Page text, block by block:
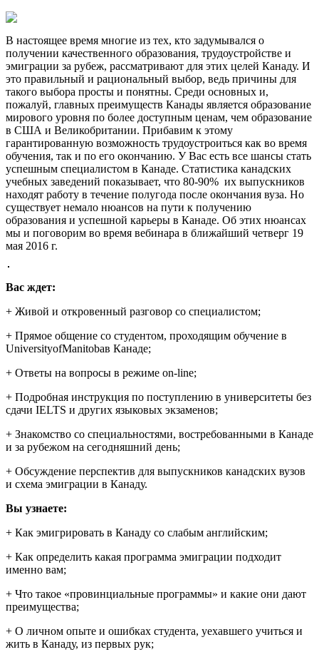
В настоящее время многие из тех, кто задумывался о
получении качественного образования, трудоустройстве и
эмиграции за рубеж, рассматривают для этих целей Канаду. И
это правильный и рациональный выбор, ведь причины для
такого выбора просты и понятны. Среди основных и,
пожалуй, главных преимуществ Канады является образование
мирового уровня по более доступным ценам, чем образование
в США и Великобритании. Прибавим к этому
гарантированную возможность трудоустроиться как во время
обучения, так и по его окончанию. У Вас есть все шансы стать
успешным специалистом в Канаде. Статистика канадских
учебных заведений показывает, что 80-90% их выпускников
находят работу в течение полугода после окончания вуза. Но
существует немало нюансов на пути к получению
образования и успешной карьеры в Канаде. Об этих нюансах
мы и поговорим во время вебинара в ближайший четверг 19
мая 2016 г.
Вас ждет:
+ Живой и откровенный разговор со специалистом;
+ Прямое общение со студентом, проходящим обучение в
UniversityofManitobaв Канаде;
+ Ответы на вопросы в режиме on-line;
+ Подробная инструкция по поступлению в университеты без
сдачи IELTS и других языковых экзаменов;
+ Знакомство со специальностями, востребованными в Канаде
и за рубежом на сегодняшний день;
+ Обсуждение перспектив для выпускников канадских вузов
и схема эмиграции в Канаду.
Вы узнаете:
+ Как эмигрировать в Канаду со слабым английским;
+ Как определить какая программа эмиграции подходит
именно вам;
+ Что такое «провинциальные программы» и какие они дают
преимущества;
+ О личном опыте и ошибках студента, уехавшего учиться и
жить в Канаду, из первых рук;